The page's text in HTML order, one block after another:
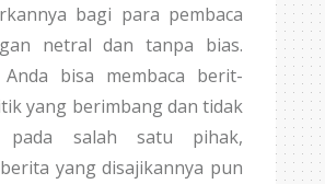
bagi para pembaca
netral dan tanpa bias.
Anda bisa membaca berit-
yang berimbang dan tidak
pada salah satu pihak,
yang disajikannya pun